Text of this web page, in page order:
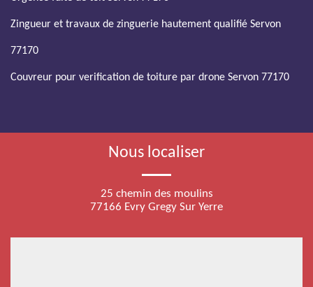
Zingueur et travaux de zinguerie hautement qualifié Servon
77170
Couvreur pour verification de toiture par drone Servon 77170
Nous localiser
25 chemin des moulins
77166 Evry Gregy Sur Yerre